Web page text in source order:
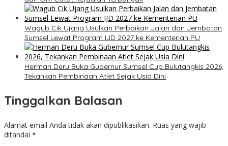
Wagub Cik Ujang Usulkan Perbaikan Jalan dan Jembatan
Sumsel Lewat Program IJD 2027 ke Kementerian PU
Herman Deru Buka Gubernur Sumsel Cup Bulutangkis 2026,
Tekankan Pembinaan Atlet Sejak Usia Dini
Tinggalkan Balasan
Alamat email Anda tidak akan dipublikasikan. Ruas yang wajib
ditandai *